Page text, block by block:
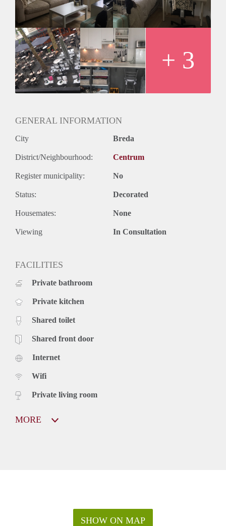
(350€ borg)
+ 3
GENERAL INFORMATION
City Breda
District/Neighbourhood: Centrum
Register municipality: No
Status: Decorated
Housemates: None
Viewing In Consultation
FACILITIES
Private bathroom
Private kitchen
Shared toilet
Shared front door
Internet
Wifi
Private living room
MORE
SHOW ON MAP